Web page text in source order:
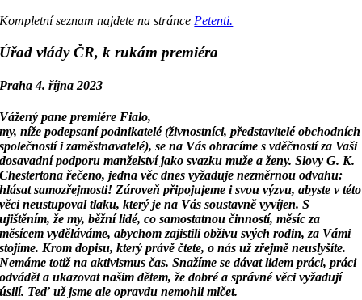
Kompletní seznam najdete na stránce Petenti.
Úřad vlády ČR, k rukám premiéra
Praha 4. října 2023
Vážený pane premiére Fialo,
my, níže podepsaní podnikatelé (živnostníci, představitelé obchodních
společnostíi zaměstnavatelé), se na Vás obracíme s vděčností za Vaši
dosavadní podporu manželství jakosvazku muže a ženy. Slovy G. K.
Chestertona řečeno, jedna věc dnes vyžaduje nezměrnouodvahu:
hlásat samozřejmosti! Zároveň připojujeme i svou výzvu, abyste v této
věcineustupoval tlaku, který je na Vás soustavně vyvíjen. S
ujištěním, že my, běžní lidé, cosamostatnou činností, měsíc za
měsícem vyděláváme, abychom zajistili obživu svých rodin, za Vámi
stojíme. Krom dopisu, který právě čtete, o nás už zřejmě neuslyšíte.
Nemáme totiž naaktivismus čas. Snažíme se dávat lidem práci, práci
odvádět a ukazovat našim dětem, že dobréa správné věci vyžadují
úsilí. Teď už jsme ale opravdu nemohli mlčet.